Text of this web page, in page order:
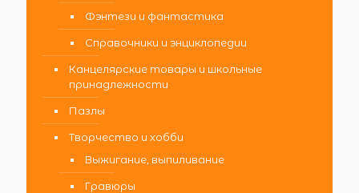
Фэнтези и фантастика
Справочники и энциклопедии
Канцелярские товары и школьные
принадлежности
Пазлы
Творчество и хобби
Выжигание, выпиливание
Гравюры